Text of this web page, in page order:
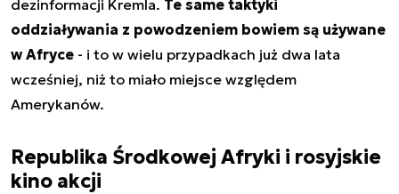
dezinformacji Kremla. Te same taktyki
oddziaływania z powodzeniem bowiem są używane
w Afryce - i to w wielu przypadkach już dwa lata
wcześniej, niż to miało miejsce względem
Amerykanów.
Republika Środkowej Afryki i rosyjskie
kino akcji